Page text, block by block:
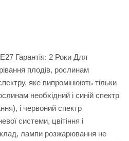
Гарантія: 2 Роки Для
плодів, рослинам
яке випромінюють тільки
необхідний і синій спектр
і червоний спектр
системи, цвітіння і
лампи розжарювання не